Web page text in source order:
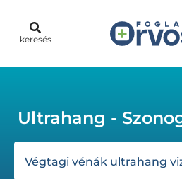
keresés
Ultrahang -